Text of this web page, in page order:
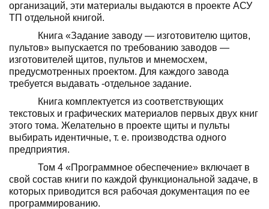
организаций, эти материалы выдаются в проекте АСУ
ТП отдельной книгой.
Книга «Задание заводу — изготовителю щитов,
пультов» выпускается по требованию заводов —
изготовителей щитов, пультов и мнемосхем,
предусмотренных проектом. Для каждого завода
требуется выдавать -от­дельное задание.
Книга комплектуется из соответствую­щих
текстовых и графических материалов первых двух книг
этого тома. Желательно в проекте щиты и пульты
выбирать иден­тичные, т. е. производства одного
предприя­тия.
Том 4 «Программное обеспечение» вклю­чает в
свой состав книги по каждой функцио­нальной задаче, в
которых приводится вся рабочая документация по ее
программирова­нию.